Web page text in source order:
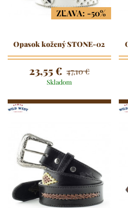
ZĽAVA: -50%
Opasok kožený STONE-02
23,55 € 47,10 €
Skladom